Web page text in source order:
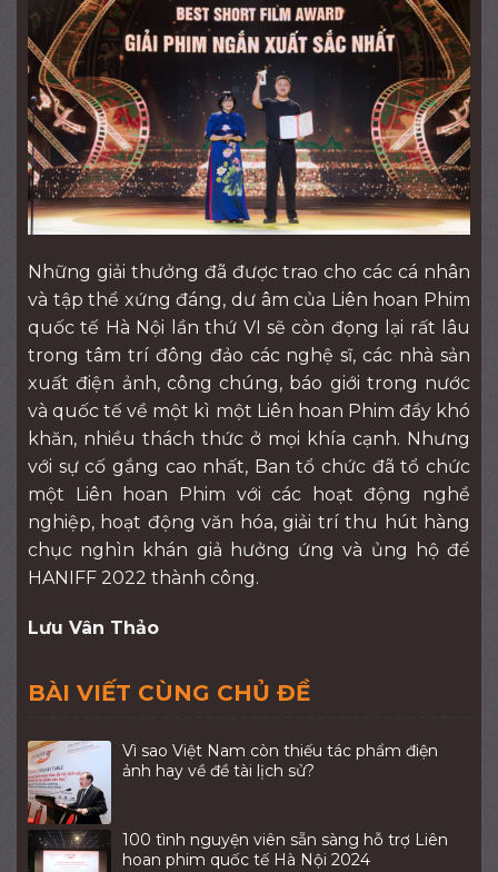
Những giải thưởng đã được trao cho các cá nhân
và tập thể xứng đáng, dư âm của Liên hoan Phim
quốc tế Hà Nội lần thứ VI sẽ còn đọng lại rất lâu
trong tâm trí đông đảo các nghệ sĩ, các nhà sản
xuất điện ảnh, công chúng, báo giới trong nước
và quốc tế về một kì một Liên hoan Phim đầy khó
khăn, nhiều thách thức ở mọi khía cạnh. Nhưng
với sự cố gắng cao nhất, Ban tổ chức đã tổ chức
một Liên hoan Phim với các hoạt động nghề
nghiệp, hoạt động văn hóa, giải trí thu hút hàng
chục nghìn khán giả hưởng ứng và ủng hộ để
HANIFF 2022 thành công.
Lưu Vân Thảo
BÀI VIẾT CÙNG CHỦ ĐỀ
Vì sao Việt Nam còn thiếu tác phẩm điện
ảnh hay về đề tài lịch sử?
100 tình nguyện viên sẵn sàng hỗ trợ Liên
hoan phim quốc tế Hà Nội 2024